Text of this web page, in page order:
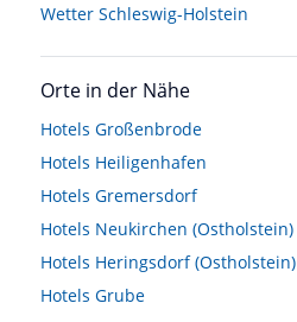
Wetter Schleswig-Holstein
Orte in der Nähe
Hotels Großenbrode
Hotels Heiligenhafen
Hotels Gremersdorf
Hotels Neukirchen (Ostholstein)
Hotels Heringsdorf (Ostholstein)
Hotels Grube